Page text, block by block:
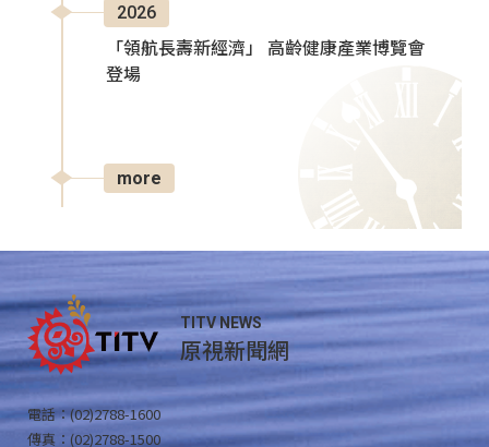
2026
「領航長壽新經濟」 高齡健康產業博覽會
登場
more
TITV NEWS
原視新聞網
電話：(02)2788-1600
傳真：(02)2788-1500